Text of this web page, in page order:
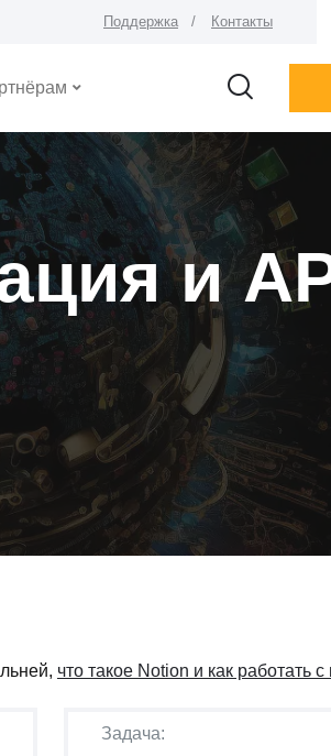
Поддержка Контакты
и
что такое Notion и как работать